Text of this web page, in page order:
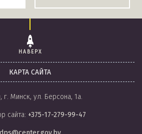
НАВЕРХ
КАРТА САЙТА
г. Минск, ул. Берсона, 1а.
сайта: +375-17-279-99-47